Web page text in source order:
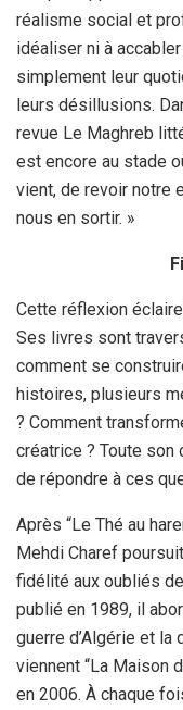
réalisme social et
idéaliser ni à
simplement leur
leurs désillusions.
revue Le Maghreb
est encore au stade
vient, de revoir notre
nous en sortir. »
Cette réflexion
Ses livres sont
comment se
histoires, plusieurs
? Comment
créatrice ? Toute
de répondre à ces
Après “Le Thé au
Mehdi Charef
fidélité aux oubliés
publié en 1989, il
guerre d’Algérie et
viennent “La Maison
en 2006. À chaque